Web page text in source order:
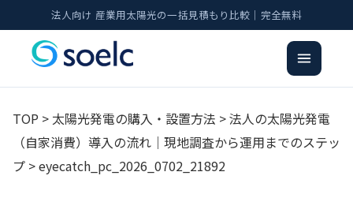
法人向け 産業用太陽光の一括見積もり比較｜完全無料
TOP > 太陽光発電の購入・設置方法 >法人の太陽光発電
（自家消費）導入の流れ｜現地調査から運用までのステッ
プ > eyecatch_pc_2026_0702_21892